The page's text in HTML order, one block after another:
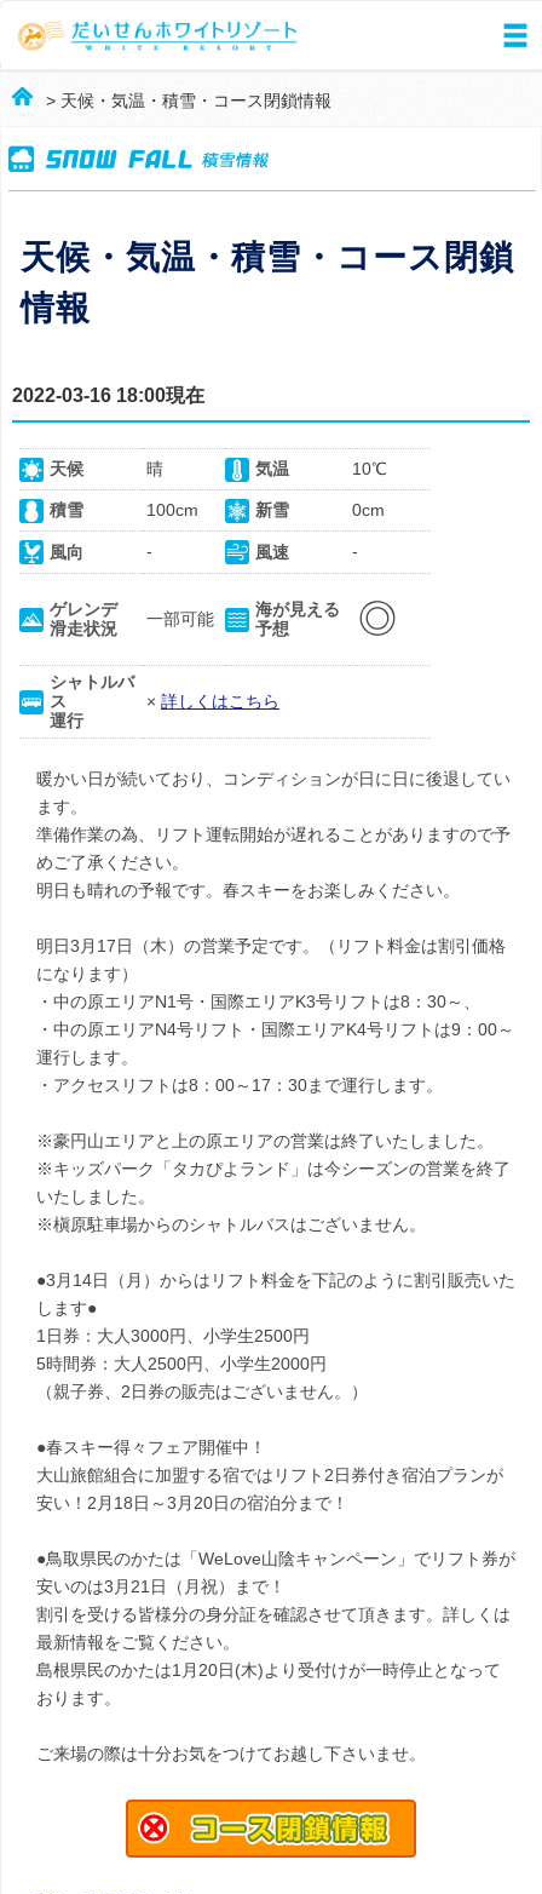
> 天候・気温・積雪・コース閉鎖情報
天候・気温・積雪・コース閉鎖
情報
2022-03-16 18:00現在
天候 晴 気温 10℃
積雪 100cm 新雪 0cm
風向 - 風速 -
ゲレンデ
滑走状況
一部可能
海が見える
予想
◎
シャトルバ
ス
運行
× 詳しくはこちら
暖かい日が続いており、コンディションが日に日に後退してい
ます。
準備作業の為、リフト運転開始が遅れることがありますので予
めご了承ください。
明日も晴れの予報です。春スキーをお楽しみください。
明日3月17日（木）の営業予定です。（リフト料金は割引価格
になります）
・中の原エリアN1号・国際エリアK3号リフトは8：30～、
・中の原エリアN4号リフト・国際エリアK4号リフトは9：00～
運行します。
・アクセスリフトは8：00～17：30まで運行します。
※豪円山エリアと上の原エリアの営業は終了いたしました。
※キッズパーク「タカぴよランド」は今シーズンの営業を終了
いたしました。
※槇原駐車場からのシャトルバスはございません。
●3月14日（月）からはリフト料金を下記のように割引販売いた
します●
1日券：大人3000円、小学生2500円
5時間券：大人2500円、小学生2000円
（親子券、2日券の販売はございません。）
●春スキー得々フェア開催中！
大山旅館組合に加盟する宿ではリフト2日券付き宿泊プランが
安い！2月18日～3月20日の宿泊分まで！
●鳥取県民のかたは「WeLove山陰キャンペーン」でリフト券が
安いのは3月21日（月祝）まで！
割引を受ける皆様分の身分証を確認させて頂きます。詳しくは
最新情報をご覧ください。
島根県民のかたは1月20日(木)より受付けが一時停止となって
おります。
ご来場の際は十分お気をつけてお越し下さいませ。